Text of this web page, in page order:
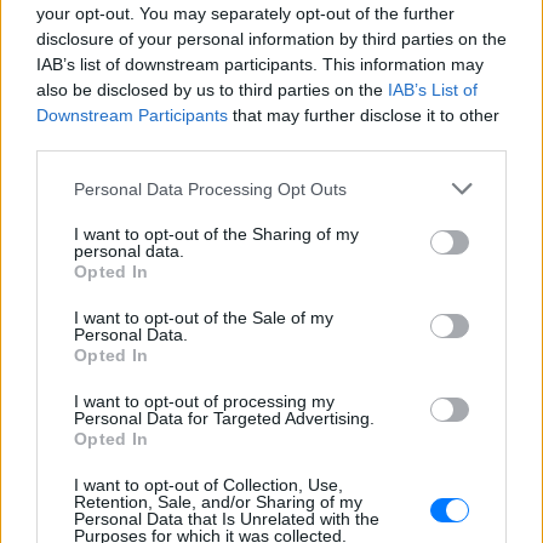
your opt-out. You may separately opt-out of the further
disclosure of your personal information by third parties on the
IAB’s list of downstream participants. This information may
also be disclosed by us to third parties on the IAB’s List of
Downstream Participants that may further disclose it to other
Personal Data Processing Opt Outs
I want to opt-out of the Sharing of my
personal data.
Opted In
I want to opt-out of the Sale of my
Personal Data.
Opted In
I want to opt-out of processing my
Personal Data for Targeted Advertising.
Opted In
I want to opt-out of Collection, Use,
Retention, Sale, and/or Sharing of my
Personal Data that Is Unrelated with the
Purposes for which it was collected.
πω, επιστήσω την προσοχή όλων, η πανδημία
προφανώς δεν θα τελειώσει με το που θα αρχίσει η
διαδικασία του εμβολιασμού.
Η προφύλαξη και η θωράκιση δεν είναι ξεχωριστές
φάσεις, είναι δύο παράλληλες διαδικασίες και τα
περιοριστικά μέτρα θα μπορούν να αρθούν μόνο
και θα χρειαστεί να κρατήσουμε ακόμα για καιρό
περιορισμένες τις κοινωνικές μας επαφές, η
κοινωνία θα τείνει με το ένα της χέρι στο εμβόλιο
και με το άλλο θα συνεχίσει να σηκώνει τη μάσκα
γιορτών να επαναλάβω ακόμα μία φορά, την
έκκληση μου, σε όλους να είμαστε δίπλα
ελάχιστο τις επαφές μας.